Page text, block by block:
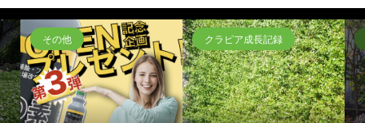
その他 クラピア成長記録